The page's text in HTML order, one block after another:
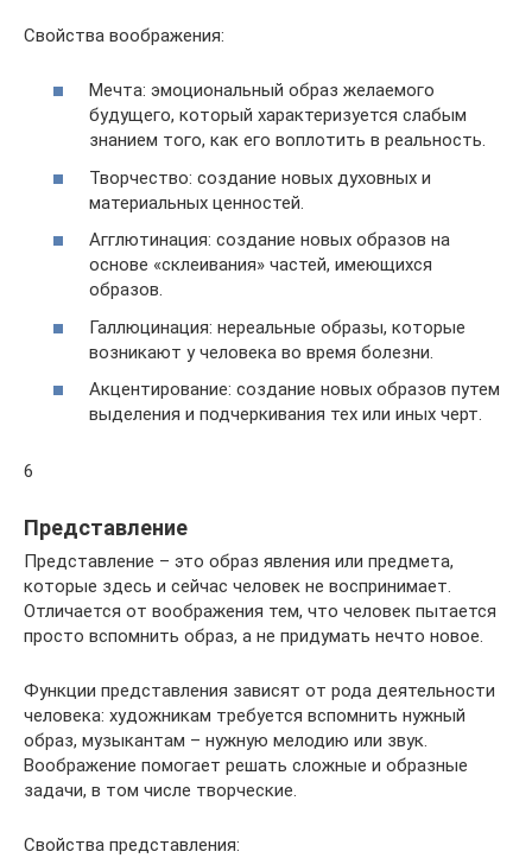
Свойства воображения:
Мечта: эмоциональный образ желаемого
будущего, который характеризуется слабым
знанием того, как его воплотить в реальность.
Творчество: создание новых духовных и
материальных ценностей.
Агглютинация: создание новых образов на
основе «склеивания» частей, имеющихся
образов.
Галлюцинация: нереальные образы, которые
возникают у человека во время болезни.
Акцентирование: создание новых образов путем
выделения и подчеркивания тех или иных черт.
6
Представление
Представление – это образ явления или предмета,
которые здесь и сейчас человек не воспринимает.
Отличается от воображения тем, что человек пытается
просто вспомнить образ, а не придумать нечто новое.
Функции представления зависят от рода деятельности
человека: художникам требуется вспомнить нужный
образ, музыкантам – нужную мелодию или звук.
Воображение помогает решать сложные и образные
задачи, в том числе творческие.
Свойства представления: